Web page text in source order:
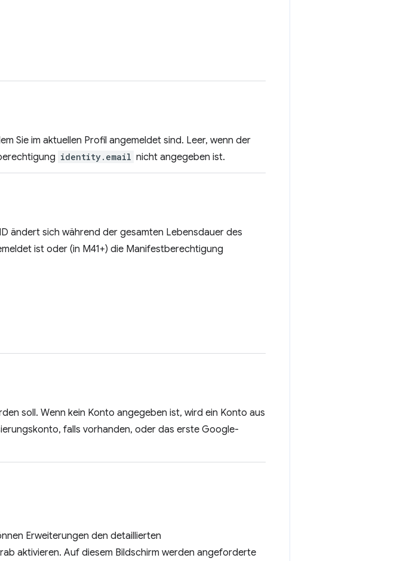
Sie im aktuellen Profil angemeldet sind. Leer, wenn der
identity.email nicht angegeben ist.
ändert sich während der gesamten Lebensdauer des
ist oder (in M41+) die Manifestberechtigung
soll. Wenn kein Konto angegeben ist, wird ein Konto aus
falls vorhanden, oder das erste Google-
Erweiterungen den detaillierten
aktivieren. Auf diesem Bildschirm werden angeforderte